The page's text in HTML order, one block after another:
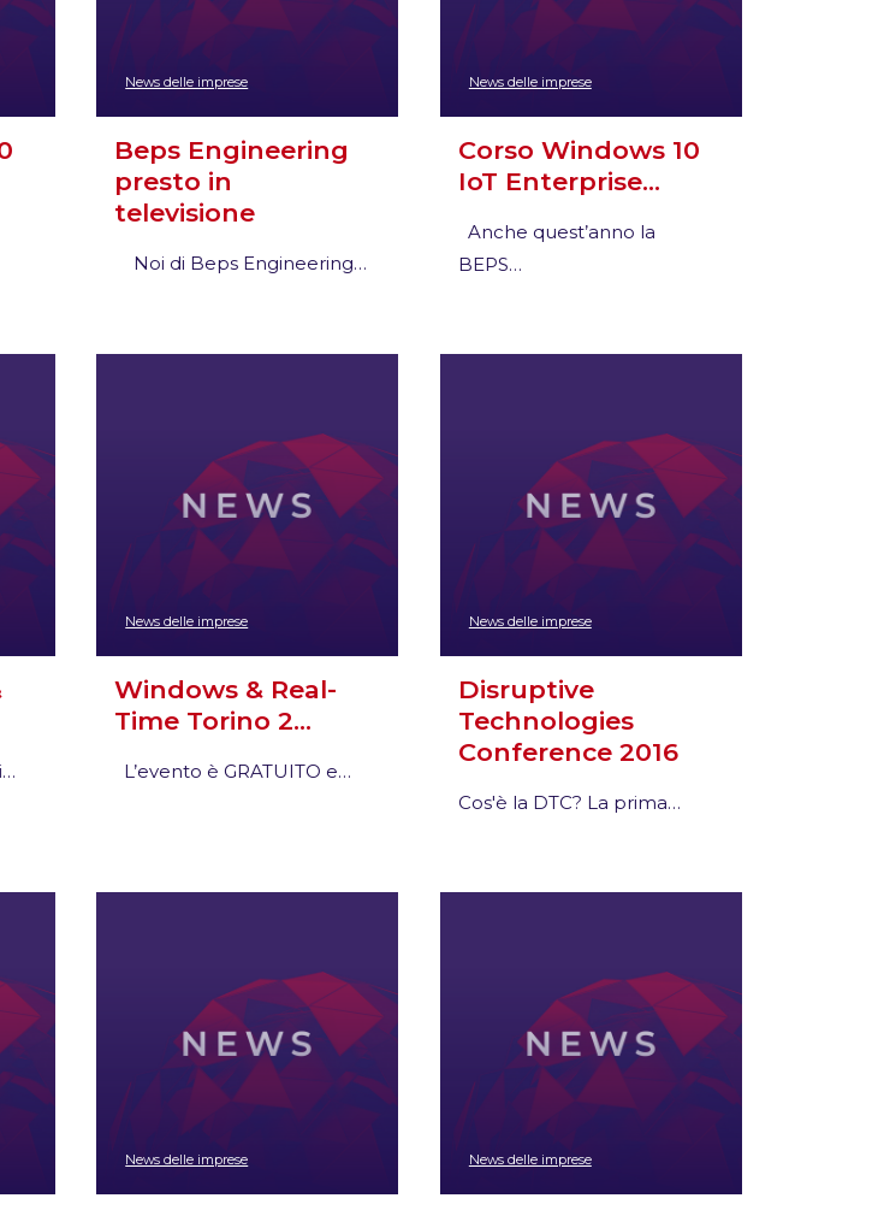
News delle imprese
Beps Engineering
presto in
televisione
Noi di Beps Engineering…
News delle imprese
Corso Windows 10
IoT Enterprise…
Anche quest’anno la
BEPS…
News delle imprese
Windows & Real-
Time Torino 2…
L’evento è GRATUITO e…
News delle imprese
Disruptive
Technologies
Conference 2016
Cos'è la DTC? La prima…
News delle imprese News delle imprese